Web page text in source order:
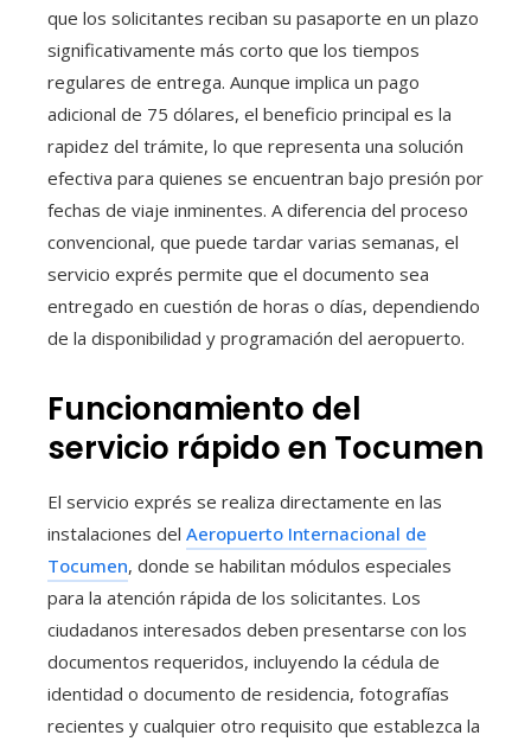
que los solicitantes reciban su pasaporte en un plazo
significativamente más corto que los tiempos
regulares de entrega. Aunque implica un pago
adicional de 75 dólares, el beneficio principal es la
rapidez del trámite, lo que representa una solución
efectiva para quienes se encuentran bajo presión por
fechas de viaje inminentes. A diferencia del proceso
convencional, que puede tardar varias semanas, el
servicio exprés permite que el documento sea
entregado en cuestión de horas o días, dependiendo
de la disponibilidad y programación del aeropuerto.
Funcionamiento del
servicio rápido en Tocumen
El servicio exprés se realiza directamente en las
instalaciones del Aeropuerto Internacional de
Tocumen, donde se habilitan módulos especiales
para la atención rápida de los solicitantes. Los
ciudadanos interesados deben presentarse con los
documentos requeridos, incluyendo la cédula de
identidad o documento de residencia, fotografías
recientes y cualquier otro requisito que establezca la